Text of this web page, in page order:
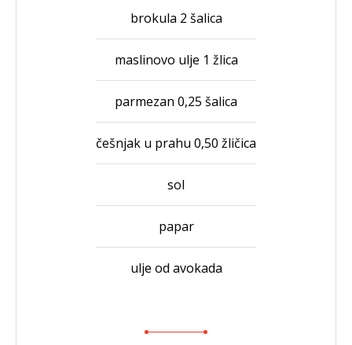
brokula 2 šalica
maslinovo ulje 1 žlica
parmezan 0,25 šalica
češnjak u prahu 0,50 žličica
sol
papar
ulje od avokada